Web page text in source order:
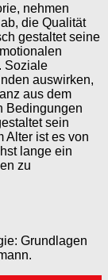
nehmen
die Qualität
gestaltet seine
Soziale
auswirken,
aus dem
Bedingungen
sein
Alter ist es von
lange ein
zu
Grundlagen